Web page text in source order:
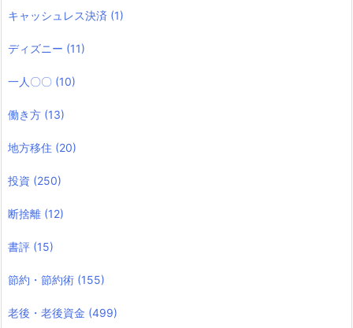
キャッシュレス決済 (1)
ディズニー (11)
一人〇〇 (10)
働き方 (13)
地方移住 (20)
投資 (250)
断捨離 (12)
書評 (15)
節約・節約術 (155)
老後・老後資金 (499)